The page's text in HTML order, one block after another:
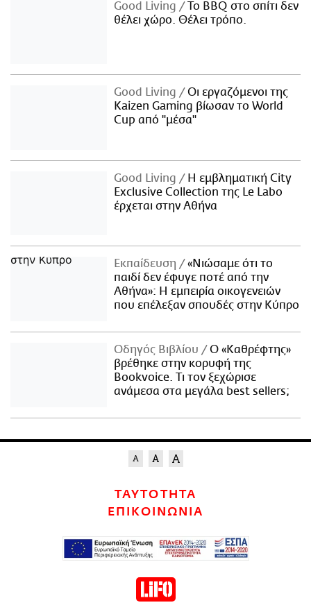
Good Living
Το BBQ στο σπίτι δεν
θέλει χώρο. Θέλει τρόπο.
Good Living
Οι εργαζόμενοι της
Kaizen Gaming βίωσαν το World
Cup από "μέσα"
Good Living
Η εμβληματική City
Exclusive Collection της Le Labo
έρχεται στην Αθήνα
Εκπαίδευση
«Νιώσαμε ότι το
παιδί δεν έφυγε ποτέ από την
Αθήνα»: Η εμπειρία οικογενειών
που επέλεξαν σπουδές στην Κύπρο
Οδηγός Βιβλίου
Ο «Καθρέφτης»
βρέθηκε στην κορυφή της
Bookvoice. Τι τον ξεχώρισε
ανάμεσα στα μεγάλα best sellers;
ΤΑΥΤΟΤΗΤΑ
ΕΠΙΚΟΙΝΩΝΙΑ